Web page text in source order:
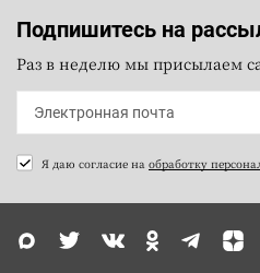
Подпишитесь на
Раз в неделю мы присылаем
Я даю согласие на обработку